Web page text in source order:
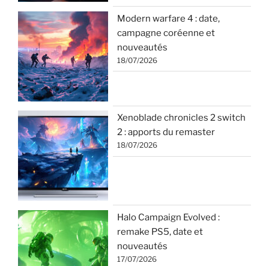
Modern warfare 4 : date,
campagne coréenne et
nouveautés
18/07/2026
Xenoblade chronicles 2 switch
2 : apports du remaster
18/07/2026
Halo Campaign Evolved :
remake PS5, date et
nouveautés
17/07/2026